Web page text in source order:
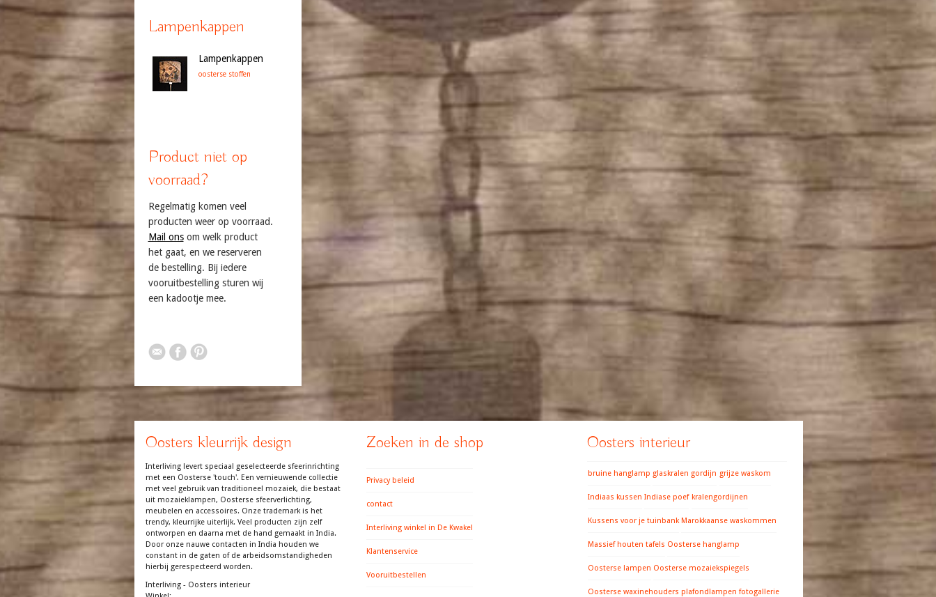
Lampenkappen
Lampenkappen
oosterse stoffen
Product niet op
voorraad?
Regelmatig komen veel
producten weer op voorraad.
Mail onsom welk product
het gaat, en we reserveren
de bestelling. Bij iedere
vooruitbestelling sturen wij
een kadootje mee.
Oosters kleurrijk design
Interliving levert speciaal geselecteerde sfeerinrichting
met een Oosterse 'touch'. Een vernieuwende collectie
met veel gebruik van traditioneel mozaiek, die bestaat
uit mozaieklampen, Oosterse sfeerverlichting,
meubelen en accessoires. Onze trademark is het
trendy, kleurrijke uiterlijk. Veel producten zijn zelf
ontworpen en daarna met de hand gemaakt in India.
Door onze nauwe contacten in India houden we
constant in de gaten of de arbeidsomstandigheden
hierbij gerespecteerd worden.
Interliving - Oosters interieur
Zoeken in de shop
Privacy beleid
contact
Interliving winkel in De Kwakel
Klantenservice
Vooruitbestellen
Oosters interieur
bruine hanglamp glaskralen gordijn grijze waskom
Indiaas kussen Indiase poef kralengordijnen
Kussens voor je tuinbank Marokkaanse waskommen
Massief houten tafels Oosterse hanglamp
Oosterse lampen Oosterse mozaiekspiegels
Oosterse waxinehouders plafondlampen fotogallerie